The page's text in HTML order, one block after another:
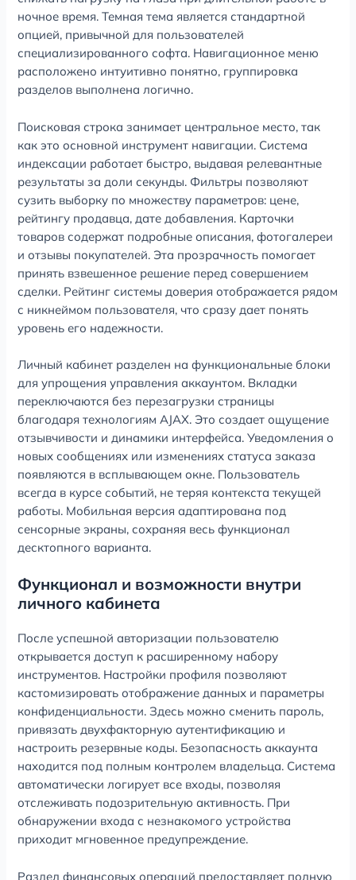
ночное время. Темная тема является стандартной
опцией, привычной для пользователей
специализированного софта. Навигационное меню
расположено интуитивно понятно, группировка
разделов выполнена логично.
Поисковая строка занимает центральное место, так
как это основной инструмент навигации. Система
индексации работает быстро, выдавая релевантные
результаты за доли секунды. Фильтры позволяют
сузить выборку по множеству параметров: цене,
рейтингу продавца, дате добавления. Карточки
товаров содержат подробные описания, фотогалереи
и отзывы покупателей. Эта прозрачность помогает
принять взвешенное решение перед совершением
сделки. Рейтинг системы доверия отображается рядом
с никнеймом пользователя, что сразу дает понять
уровень его надежности.
Личный кабинет разделен на функциональные блоки
для упрощения управления аккаунтом. Вкладки
переключаются без перезагрузки страницы
благодаря технологиям AJAX. Это создает ощущение
отзывчивости и динамики интерфейса. Уведомления о
новых сообщениях или изменениях статуса заказа
появляются в всплывающем окне. Пользователь
всегда в курсе событий, не теряя контекста текущей
работы. Мобильная версия адаптирована под
сенсорные экраны, сохраняя весь функционал
десктопного варианта.
Функционал и возможности внутри
личного кабинета
После успешной авторизации пользователю
открывается доступ к расширенному набору
инструментов. Настройки профиля позволяют
кастомизировать отображение данных и параметры
конфиденциальности. Здесь можно сменить пароль,
привязать двухфакторную аутентификацию и
настроить резервные коды. Безопасность аккаунта
находится под полным контролем владельца. Система
автоматически логирует все входы, позволяя
отслеживать подозрительную активность. При
обнаружении входа с незнакомого устройства
приходит мгновенное предупреждение.
Раздел финансовых операций предоставляет полную